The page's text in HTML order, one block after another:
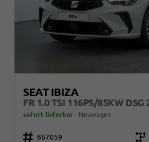
SEAT IBIZA
sofort lieferbar Neuwagen
Fahrzeugnr. 867059 Getriebe